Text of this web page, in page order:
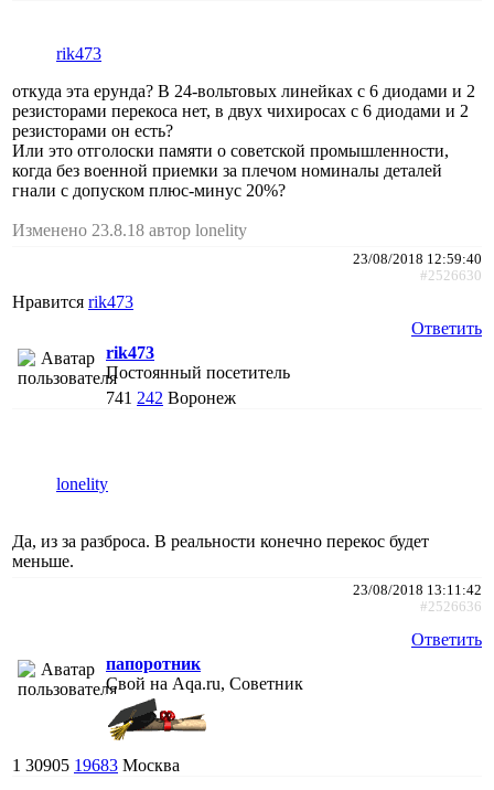
rik473
откуда эта ерунда? В 24-вольтовых линейках с 6 диодами и 2
резисторами перекоса нет, в двух чихиросах с 6 диодами и 2
резисторами он есть?
Или это отголоски памяти о советской промышленности,
когда без военной приемки за плечом номиналы деталей
гнали с допуском плюс-минус 20%?
Изменено 23.8.18 автор lonelity
23/08/2018 12:59:40
#2526630
Нравится rik473
Ответить
rik473
Постоянный посетитель
741 242 Воронеж
lonelity
Да, из за разброса. В реальности конечно перекос будет
меньше.
23/08/2018 13:11:42
#2526636
Ответить
папоротник
Свой на Aqa.ru, Советник
1 30905 19683 Москва